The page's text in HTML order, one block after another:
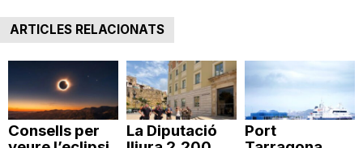
ARTICLES RELACIONATS
Consells per
La Diputació
Port